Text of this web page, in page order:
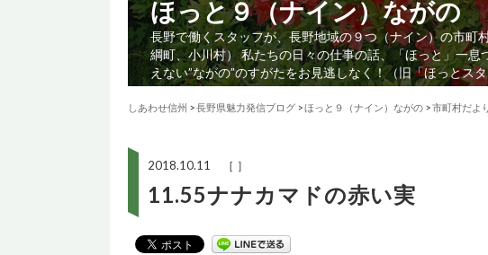
ほっと９（ナイン）ながの
長野で働くスタッフが、長野地域の９つ（ナイン）の市
綱町、小川村） 私たちの日々の仕事の話、「ほっと」一
えない”ながの”のすがたをお見逃しなく！（旧「ほっとス
しあわせ信州 >長野県魅力発信ブログ >ほっと９（ナイン）ながの >市町村だよ
2018.10.11 ［ ］
11.55ナナカマドの赤い実